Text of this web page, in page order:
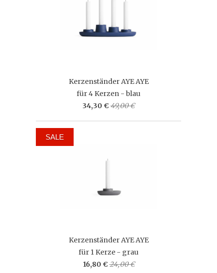
Kerzenständer AYE AYE
für 4 Kerzen - blau
34,30 € 49,00 €
Kerzenständer AYE AYE
für 1 Kerze - grau
16,80 €24,00 €
SALE